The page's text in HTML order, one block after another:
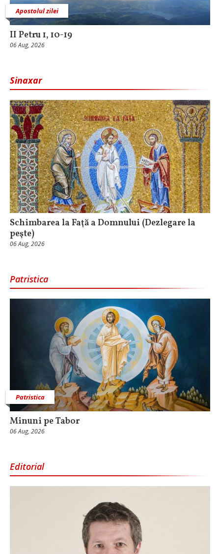
Apostolul zilei
II Petru 1, 10-19
06 Aug, 2026
Sinaxar
Schimbarea la Faţă a Domnului (Dezlegare la
peşte)
06 Aug, 2026
Patristica
Patristica
Minuni pe Tabor
06 Aug, 2026
Editorial